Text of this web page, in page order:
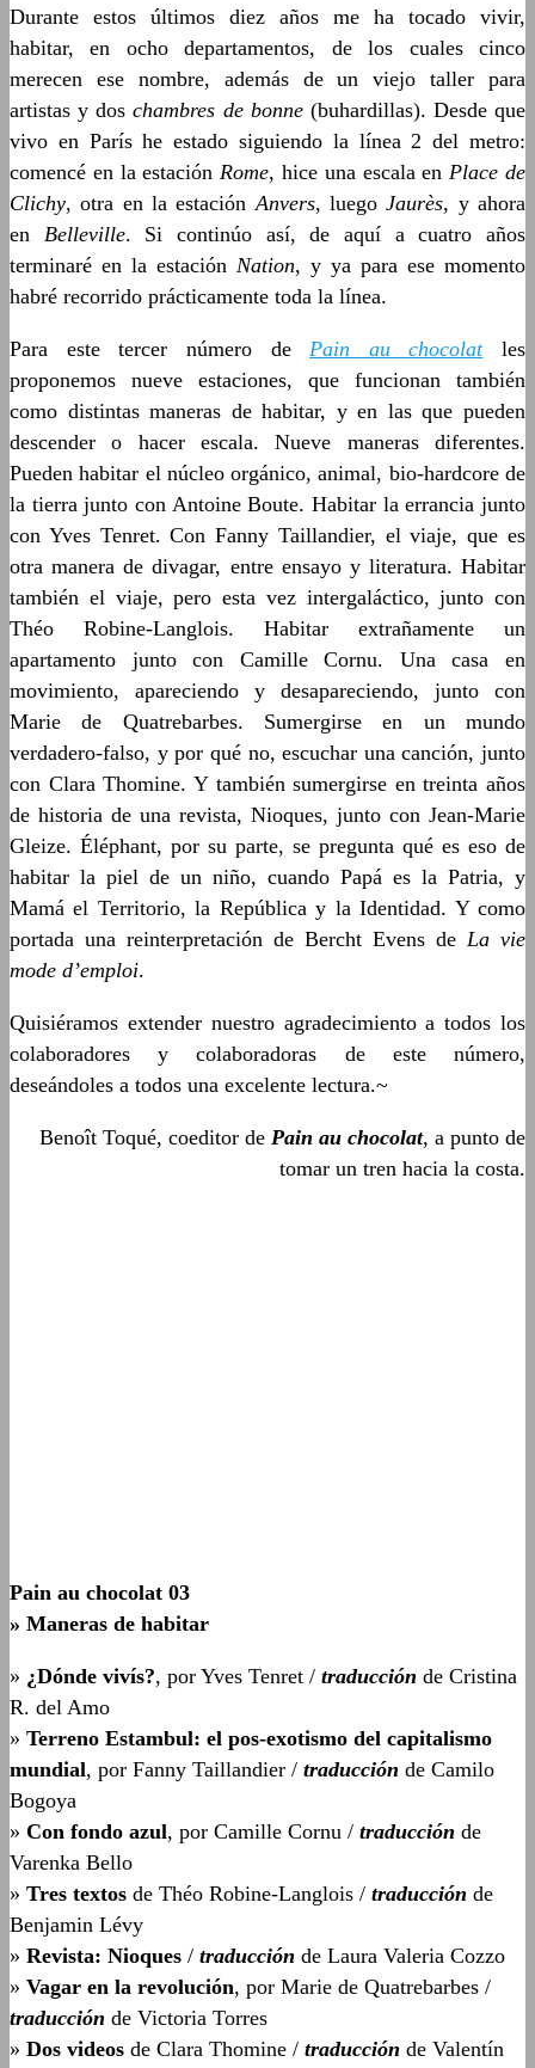
Durante estos últimos diez años me ha tocado vivir,
habitar, en ocho departamentos, de los cuales cinco
merecen ese nombre, además de un viejo taller para
artistas y doschambres de bonne (buhardillas). Desde que
vivo en París he estado siguiendo la línea 2 del metro:
comencé en la estación Rome, hice una escala en Place de
Clichy, otra en la estación Anvers, luegoJaurès, y ahora
en Belleville. Si continúo así, de aquí a cuatro años
terminaré en la estación Nation, y ya para ese momento
habré recorrido prácticamente toda la línea.
Para este tercer número de Pain au chocolatles
proponemos nueve estaciones, que funcionan también
como distintas maneras de habitar, y en las que pueden
descender o hacer escala. Nueve maneras diferentes.
Pueden habitar el núcleo orgánico, animal, bio-hardcore de
la tierra junto con Antoine Boute. Habitar la errancia junto
con Yves Tenret. Con Fanny Taillandier, el viaje, que es
otra manera de divagar, entre ensayo y literatura. Habitar
también el viaje, pero esta vez intergaláctico, junto con
Théo Robine-Langlois. Habitar extrañamente un
apartamento junto con Camille Cornu. Una casa en
movimiento, apareciendo y desapareciendo, junto con
Marie de Quatrebarbes. Sumergirse en un mundo
verdadero-falso, y por qué no, escuchar una canción, junto
con Clara Thomine. Y también sumergirse en treinta años
de historia de una revista, Nioques, junto con Jean-Marie
Gleize. Éléphant, por su parte, se pregunta qué es eso de
habitar la piel de un niño, cuando Papá es la Patria, y
Mamá el Territorio, la República y la Identidad. Y como
portada una reinterpretación de Bercht Evens de La vie
mode d’emploi.
Quisiéramos extender nuestro agradecimiento a todos los
colaboradores y colaboradoras de este número,
deseándoles a todos una excelente lectura.~
Benoît Toqué, coeditor de Pain au chocolat, a punto de
tomar un tren hacia la costa.
Pain au chocolat 03
» Maneras de habitar
» ¿Dónde vivís?, por Yves Tenret / traducción de Cristina
R. del Amo
» Terreno Estambul: el pos-exotismo del capitalismo
mundial, por Fanny Taillandier / traducción de Camilo
Bogoya
» Con fondo azul, por Camille Cornu / traducción de
Varenka Bello
» Tres textos de Théo Robine-Langlois / traducción de
Benjamin Lévy
» Revista: Nioques / traducción de Laura Valeria Cozzo
» Vagar en la revolución, por Marie de Quatrebarbes /
traducción de Victoria Torres
» Dos videos de Clara Thomine / traducción de Valentín